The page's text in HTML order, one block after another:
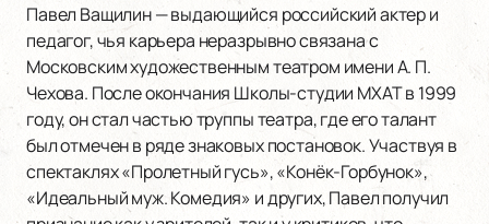
Павел Ващилин — выдающийся российский актер и
педагог, чья карьера неразрывно связана с
Московским художественным театром имени А. П.
Чехова. После окончания Школы-студии МХАТ в 1999
году, он стал частью труппы театра, где его талант
был отмечен в ряде знаковых постановок. Участвуя в
спектаклях «Пролетный гусь», «Конёк-Горбунок»,
«Идеальный муж. Комедия» и других, Павел получил